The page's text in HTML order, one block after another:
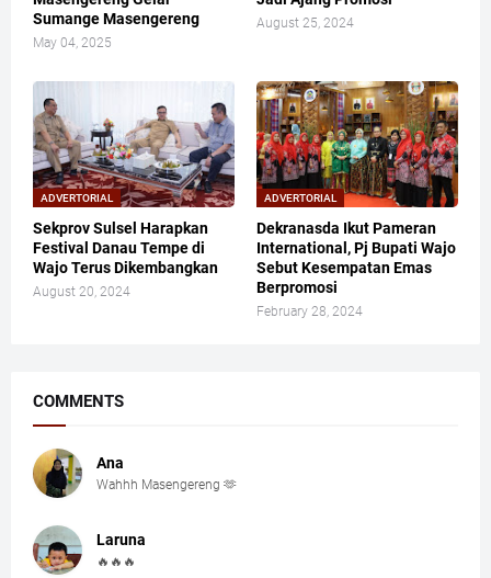
Sumange Masengereng
May 04, 2025
August 25, 2024
ADVERTORIAL
Sekprov Sulsel Harapkan
Festival Danau Tempe di
Wajo Terus Dikembangkan
August 20, 2024
ADVERTORIAL
Dekranasda Ikut Pameran
International, Pj Bupati Wajo
Sebut Kesempatan Emas
Berpromosi
February 28, 2024
COMMENTS
Ana
Wahhh Masengereng 🫶
Laruna
🔥🔥🔥